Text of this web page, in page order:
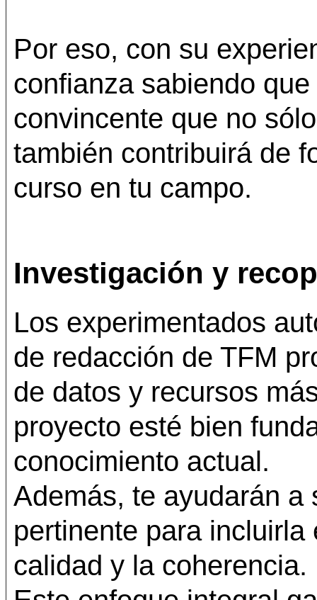
Por eso, con su
confianza sabiendo
convincente que no
también contribuirá de
curso en tu campo.
Investigación y
Los experimentados
de redacción de TFM
de datos y recursos
proyecto esté bien
conocimiento actual.
Además, te ayudarán a
pertinente para
calidad y la coherencia.